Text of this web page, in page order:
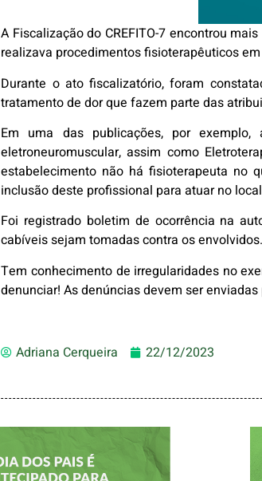
A Fiscalização do CREFITO-7 encontrou
realizava procedimentos fisioterapêuticos
Durante o ato fiscalizatório, foram
tratamento de dor que fazem parte das
Em uma das publicações, por exemplo,
eletroneuromuscular, assim como
estabelecimento não há fisioterapeuta no
inclusão deste profissional para atuar no
Foi registrado boletim de ocorrência na
cabíveis sejam tomadas contra os envolvidos.
Tem conhecimento de irregularidades no
denunciar! As denúncias devem ser
Adriana Cerqueira 22/12/2023